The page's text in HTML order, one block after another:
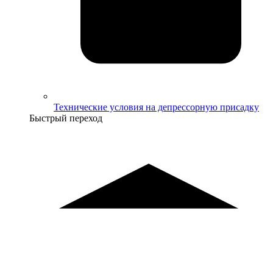
Технические условия на депрессорную присадку
Быстрый переход